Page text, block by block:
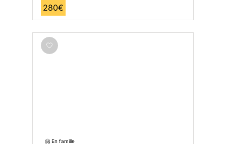
280€
🤗 En famille